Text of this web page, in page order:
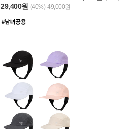
29,400원 (40%) 49,000원